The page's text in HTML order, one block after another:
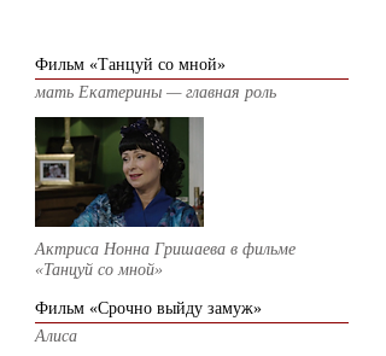
Фильм «Танцуй со мной»
мать Екатерины — главная роль
Актриса Нонна Гришаева в фильме
«Танцуй со мной»
Фильм «Срочно выйду замуж»
Алиса